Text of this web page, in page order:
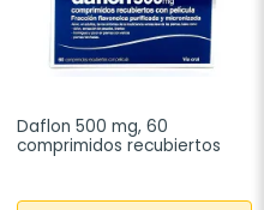
Daflon 500 mg, 60
comprimidos recubiertos